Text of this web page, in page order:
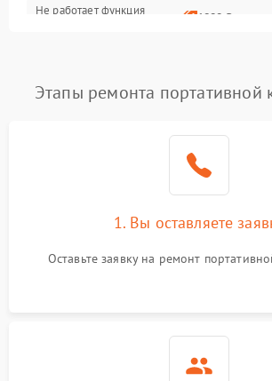
Не работает функция
1800 ₽
Этапы ремонта портативной
1. Вы оставляете
Оставьте заявку на ремонт